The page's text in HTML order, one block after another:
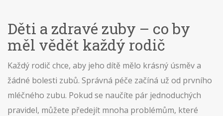
Děti a zdravé zuby – co by
měl vědět každý rodič
Každý rodič chce, aby jeho dítě mělo krásný úsměv a
žádné bolesti zubů. Správná péče začíná už od prvního
mléčného zubu. Pokud se naučíte pár jednoduchých
pravidel, můžete předejít mnoha problémům, které